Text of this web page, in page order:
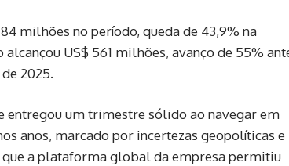
milhões no período, queda de 43,9% na
US$ 561 milhões, avanço de 55%
2025.
entregou um trimestre sólido ao navegar em
anos, marcado por incertezas geopolíticas e
que a plataforma global da empresa permitiu